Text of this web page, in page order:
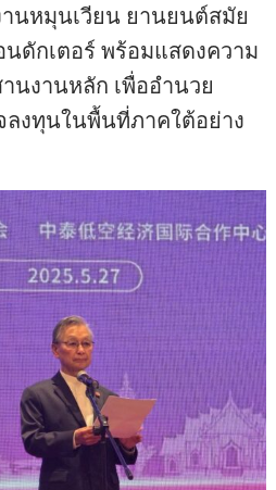
นหมุนเวียน ยานยนต์สมัย
ดักเตอร์ พร้อมแสดงความ
นงานหลัก เพื่ออำนวย
งทุนในพื้นที่ภาคใต้อย่าง